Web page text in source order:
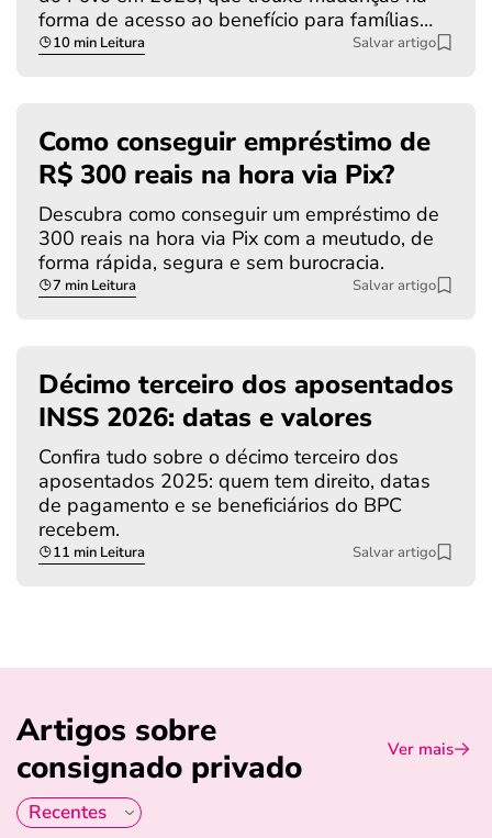
forma de acesso ao benefício para famílias…
10 min Leitura Salvar artigo
Como conseguir empréstimo de
R$ 300 reais na hora via Pix?
Descubra como conseguir um empréstimo de
300 reais na hora via Pix com a meutudo, de
forma rápida, segura e sem burocracia.
7 min Leitura Salvar artigo
Décimo terceiro dos aposentados
INSS 2026: datas e valores
Confira tudo sobre o décimo terceiro dos
aposentados 2025: quem tem direito, datas
de pagamento e se beneficiários do BPC
recebem.
11 min Leitura Salvar artigo
Artigos sobre
consignado privado
Ver mais